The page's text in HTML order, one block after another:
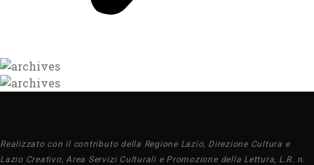
Realizzato con il contributo della Regione Lazio, Direzione Cultura e
Lazio Creativo, Area Servizi Culturali e Promozione della Lettura, L.R. n.